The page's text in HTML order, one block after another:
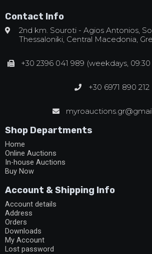
Contact Info
2nd km. Souroti - Agios Antonios,
Thessaloniki, Central Macedonia,
+30 2396 041 989 (weekdays, 09:30
+30 6971 890 212
Shop Departments
Home
Online Auctions
In-house Auctions
Buy Now
Account & Shipping Info
Account details
Address
Orders
Downloads
My Account
Lost password